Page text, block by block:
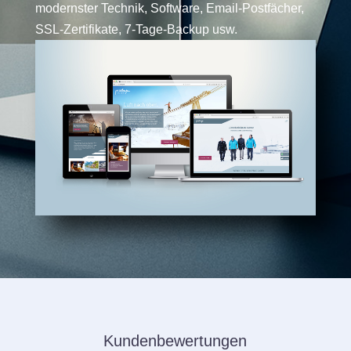
modernster Technik, Software, Email-Postfächer,
SSL-Zertifikate, 7-Tage-Backup usw.
Kundenbewertungen